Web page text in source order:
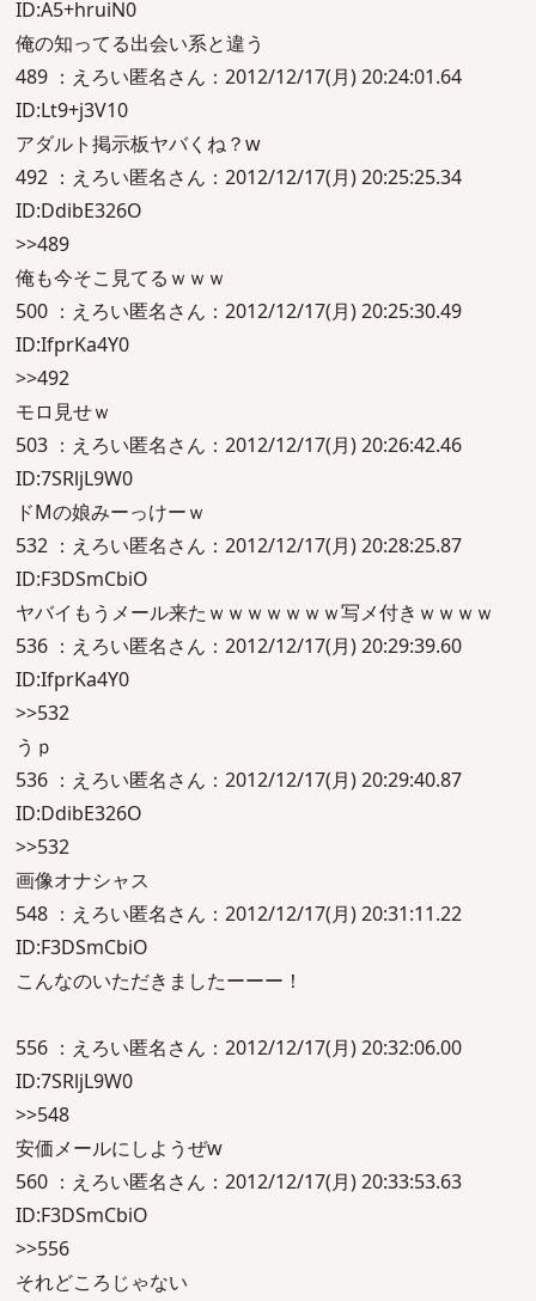
ID:A5+hruiN0
俺の知ってる出会い系と違う
489 ：えろい匿名さん：2012/12/17(月) 20:24:01.64
ID:Lt9+j3V10
アダルト掲示板ヤバくね？w
492 ：えろい匿名さん：2012/12/17(月) 20:25:25.34
ID:DdibE326O
>>489
俺も今そこ見てるｗｗｗ
500 ：えろい匿名さん：2012/12/17(月) 20:25:30.49
ID:IfprKa4Y0
>>492
モロ見せｗ
503 ：えろい匿名さん：2012/12/17(月) 20:26:42.46
ID:7SRljL9W0
ドMの娘みーっけーｗ
532 ：えろい匿名さん：2012/12/17(月) 20:28:25.87
ID:F3DSmCbiO
ヤバイもうメール来たｗｗｗｗｗｗｗ写メ付きｗｗｗｗ
536 ：えろい匿名さん：2012/12/17(月) 20:29:39.60
ID:IfprKa4Y0
>>532
うｐ
536 ：えろい匿名さん：2012/12/17(月) 20:29:40.87
ID:DdibE326O
>>532
画像オナシャス
548 ：えろい匿名さん：2012/12/17(月) 20:31:11.22
ID:F3DSmCbiO
こんなのいただきましたーーー！
556 ：えろい匿名さん：2012/12/17(月) 20:32:06.00
ID:7SRljL9W0
>>548
安価メールにしようぜw
560 ：えろい匿名さん：2012/12/17(月) 20:33:53.63
ID:F3DSmCbiO
>>556
それどころじゃない